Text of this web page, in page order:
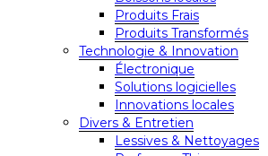
Produits Frais
Produits Transformés
Technologie & Innovation
Électronique
Solutions logicielles
Innovations locales
Divers & Entretien
Lessives & Nettoyages